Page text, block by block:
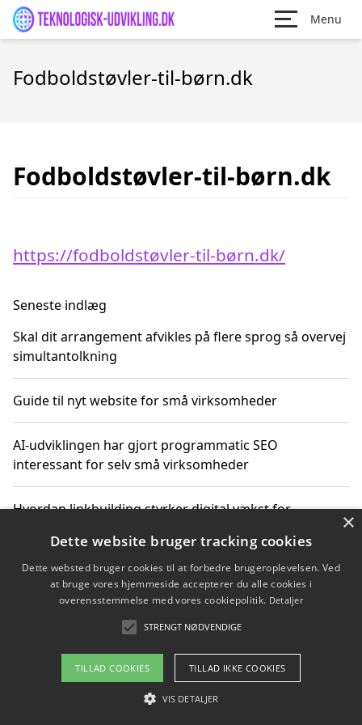
Menu
Fodboldstøvler-til-børn.dk
Fodboldstøvler-til-børn.dk
https://fodboldstøvler-til-børn.dk/
Seneste indlæg
Skal dit arrangement afvikles på flere sprog så overvej
simultantolkning
Guide til nyt website for små virksomheder
AI-udviklingen har gjort programmatic SEO
interessant for selv små virksomheder
Hvordan linkbuilding styrker digital vækst for
Sådan har udviklingen inden for genbrug af elektronik
ændret sig
Copyright 2026 - Pilanto Aps
Om / kontakt
×
Dette website bruger tracking cookies
Dette websted bruger cookies til at forbedre brugeroplevelsen. Ved
at bruge vores hjemmeside accepterer du alle cookies i
overensstemmelse med vores cookiepolitik. Detaljer
STRENGT NØDVENDIGE
TILLAD COOKIES TILLAD IKKE COOKIES
VIS DETALJER